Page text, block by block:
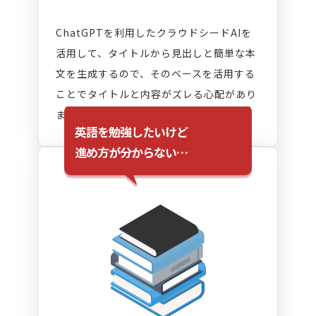
ChatGPTを利用したクラウドシードAIを
活用して、タイトルから見出しと簡単な本
文を生成するので、そのベースを活用する
ことでタイトルと内容がズレる心配があり
ません。
英語を勉強したいけど
進め方が分からない…